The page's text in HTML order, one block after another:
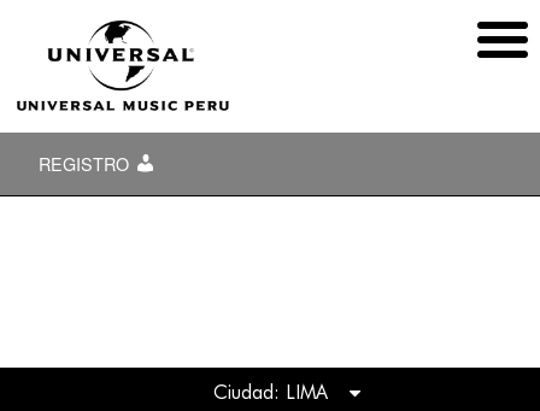
REGISTRO
Ciudad: LIMA